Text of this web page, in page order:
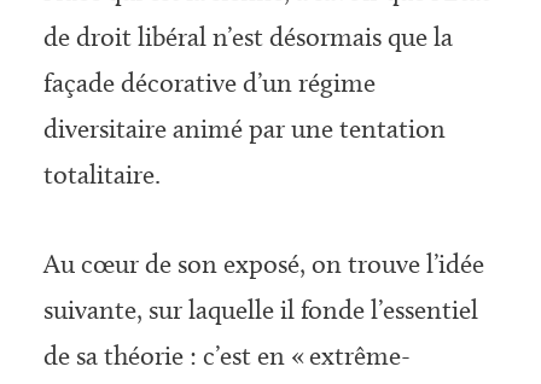
de droit libéral n’est désormais que la
façade décorative d’un régime
diversitaire animé par une tentation
totalitaire.
Au cœur de son exposé, on trouve l’idée
suivante, sur laquelle il fonde l’essentiel
de sa théorie : c’est en « extrême-